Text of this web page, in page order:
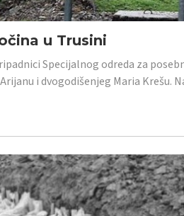
u Trusini
Specijalnog odreda za
i dvogodišenjeg Maria Krešu.